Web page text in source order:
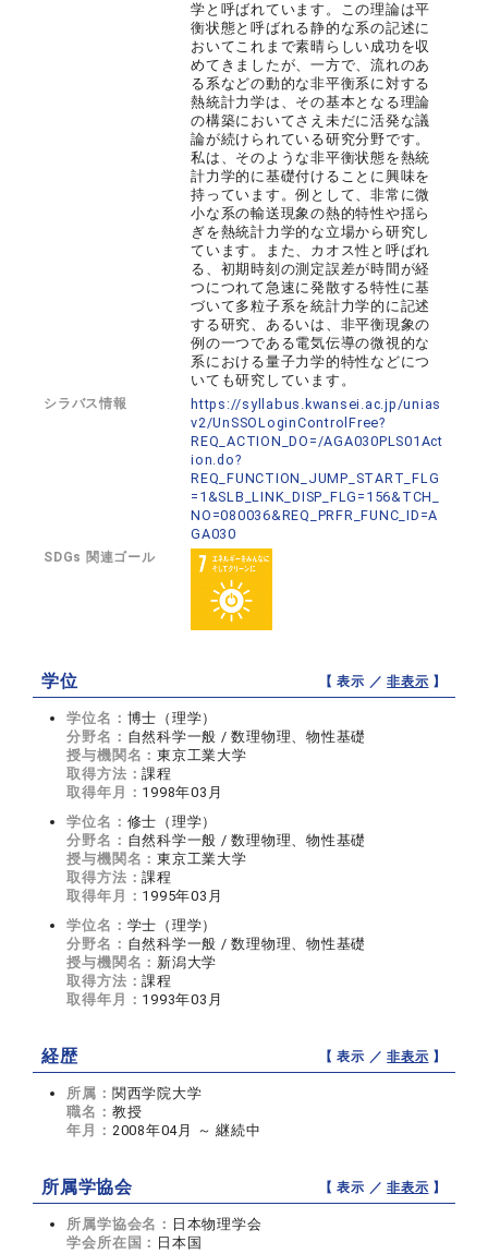
学と呼ばれています。この理論は平
衡状態と呼ばれる静的な系の記述に
おいてこれまで素晴らしい成功を収
めてきましたが、一方で、流れのあ
る系などの動的な非平衡系に対する
熱統計力学は、その基本となる理論
の構築においてさえ未だに活発な議
論が続けられている研究分野です。
私は、そのような非平衡状態を熱統
計力学的に基礎付けることに興味を
持っています。例として、非常に微
小な系の輸送現象の熱的特性や揺ら
ぎを熱統計力学的な立場から研究し
ています。また、カオス性と呼ばれ
る、初期時刻の測定誤差が時間が経
つにつれて急速に発散する特性に基
づいて多粒子系を統計力学的に記述
する研究、あるいは、非平衡現象の
例の一つである電気伝導の微視的な
系における量子力学的特性などにつ
いても研究しています。
シラバス情報
https://syllabus.kwansei.ac.jp/unias
v2/UnSSOLoginControlFree?
REQ_ACTION_DO=/AGA030PLS01Act
ion.do?
REQ_FUNCTION_JUMP_START_FLG
=1&SLB_LINK_DISP_FLG=156&TCH_
NO=080036&REQ_PRFR_FUNC_ID=A
GA030
SDGs 関連ゴール
学位 【 表示 ／非表示 】
学位名： 博士（理学）
分野名： 自然科学一般 / 数理物理、物性基礎
授与機関名：東京工業大学
取得方法：課程
取得年月： 1998年03月
学位名： 修士（理学）
分野名： 自然科学一般 / 数理物理、物性基礎
授与機関名：東京工業大学
取得方法：課程
取得年月： 1995年03月
学位名： 学士（理学）
分野名： 自然科学一般 / 数理物理、物性基礎
授与機関名： 新潟大学
取得方法：課程
取得年月： 1993年03月
経歴 【 表示 ／非表示 】
所属： 関西学院大学
職名： 教授
年月： 2008年04月 ～ 継続中
所属学協会 【 表示 ／非表示 】
所属学協会名： 日本物理学会
学会所在国： 日本国